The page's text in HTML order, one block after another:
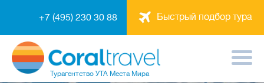
Быстрый подбор тура
+7 (495) 230 30 88
Турагентство УТА Места Мира